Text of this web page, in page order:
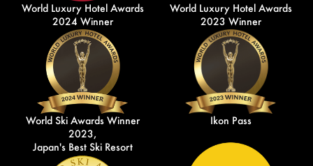
World Luxury Hotel Awards
2024 Winner
World Luxury Hotel Awards
2023 Winner
World Ski Awards Winner
2023,
Japan's Best Ski Resort
Ikon Pass